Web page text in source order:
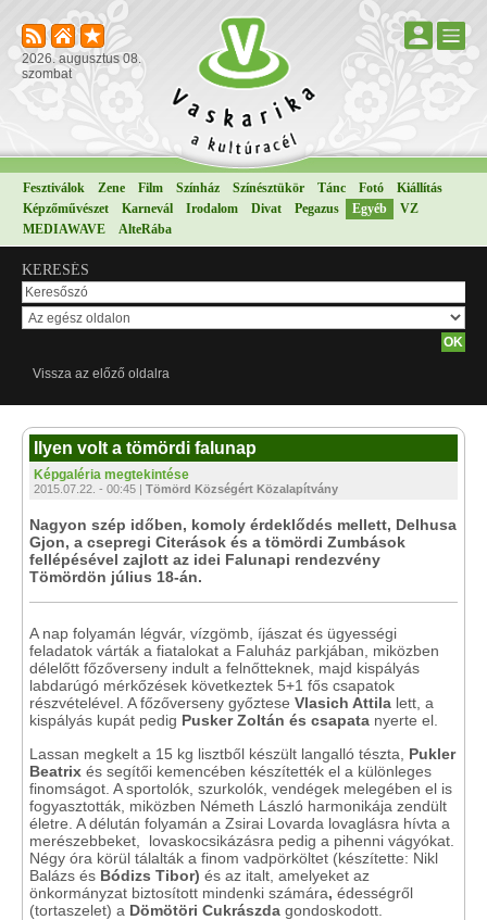
2026. augusztus 08.
szombat
Fesztiválok Zene Film Színház Színésztükör Tánc Fotó
Kiállítás
Képzőművészet
Karnevál Irodalom Divat Pegazus Egyéb
VZ
MEDIAWAVE
AlteRába
KERESÉS
Vissza az előző oldalra
Ilyen volt a tömördi falunap
Képgaléria megtekintése
2015.07.22. - 00:45 | Tömörd Községért Közalapítvány
Nagyon szép időben, komoly érdeklődés mellett, Delhusa
Gjon, a csepregi Citerások és a tömördi Zumbások
fellépésével zajlott az idei Falunapi rendezvény
Tömördön július 18-án.
A nap folyamán légvár, vízgömb, íjászat és ügyességi
feladatok várták a fiatalokat a Faluház parkjában, miközben
délelőtt főzőverseny indult a felnőtteknek, majd kispályás
labdarúgó mérkőzések következtek 5+1 fős csapatok
részvételével. A főzőverseny győztese Vlasich Attila lett, a
kispályás kupát pedig Pusker Zoltán és csapata nyerte el.
Lassan megkelt a 15 kg lisztből készült langalló tészta, Pukler
Beatrix és segítői kemencében készítették el a különleges
finomságot. A sportolók, szurkolók, vendégek melegében el is
fogyasztották, miközben Németh László harmonikája zendült
életre. A délután folyamán a Zsirai Lovarda lovaglásra hívta a
merészebbeket, lovaskocsikázásra pedig a pihenni vágyókat.
Négy óra körül tálalták a finom vadpörköltet (készítette: Nikl
Balázs és Bódizs Tibor) és az italt, amelyeket az
önkormányzat biztosított mindenki számára, édességről
(tortaszelet) a Dömötöri Cukrászda gondoskodott.